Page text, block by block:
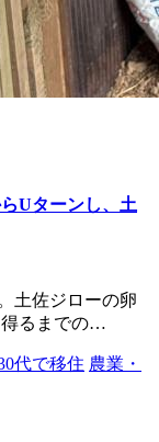
Uターンし、土
土佐ジローの卵
得るまでの…
代で移住 農業・